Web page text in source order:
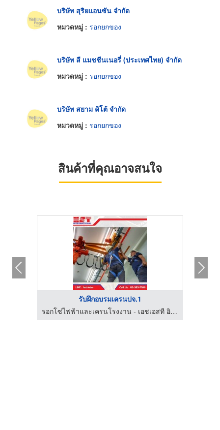
บริษัท สุริยแอนซัน จำกัด
หมวดหมู่ : รอกยกของ
บริษัท ลี แมชชีนเนอรี่ (ประเทศไทย) จำกัด
หมวดหมู่ : รอกยกของ
บริษัท สยาม คิโต้ จำกัด
หมวดหมู่ : รอกยกของ
สินค้าที่คุณอาจสนใจ
รับฝึกอบรมเครนปจ.1
รอกโซ่ไฟฟ้าและเครนโรงงาน - เอชเอสที อินเตอร์เนชั่นแนล